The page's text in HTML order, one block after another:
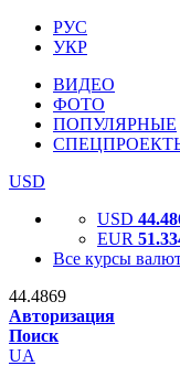
РУС
УКР
ВИДЕО
ФОТО
ПОПУЛЯРНЫЕ
USD
USD
EUR
Все курсы
44.4869
Авторизация
Поиск
UA